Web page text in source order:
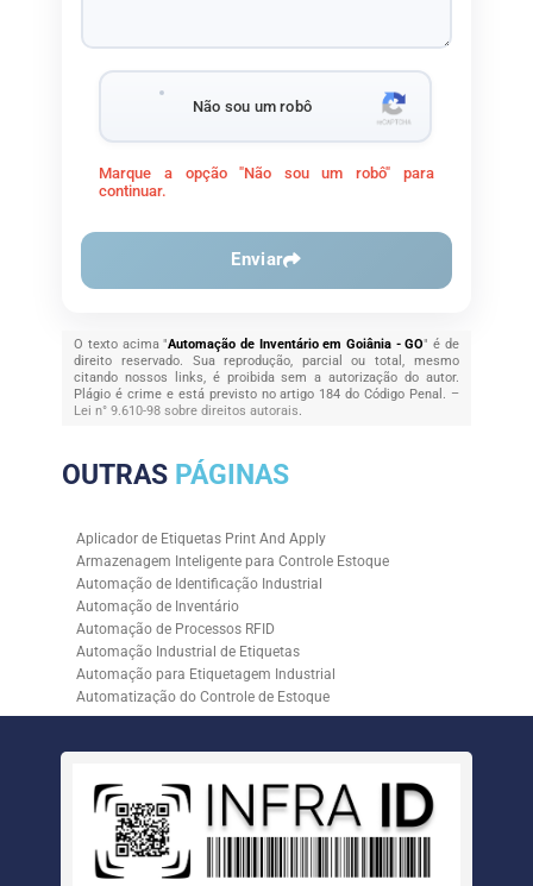
Não sou um robô
Marque a opção "Não sou um robô" para
continuar.
Enviar
O texto acima "Automação de Inventário em Goiânia - GO" é de
direito reservado. Sua reprodução, parcial ou total, mesmo
citando nossos links, é proibida sem a autorização do autor.
Plágio é crime e está previsto no artigo 184 do Código Penal. –
Lei n° 9.610-98 sobre direitos autorais.
OUTRAS PÁGINAS
Aplicador de Etiquetas Print And Apply
Armazenagem Inteligente para Controle Estoque
Automação de Identificação Industrial
Automação de Inventário
Automação de Processos RFID
Automação Industrial de Etiquetas
Automação para Etiquetagem Industrial
Automatização do Controle de Estoque
Controle de Estoque com RFID
Empresa de Automação para Processos Logísticos
Empresa de Rastreabilidade Industrial
Empresa de Soluções para Etiquetagem
Empresa Especializada em Inventário de Estoque
Etiqueta RFID para Controle de Estoque